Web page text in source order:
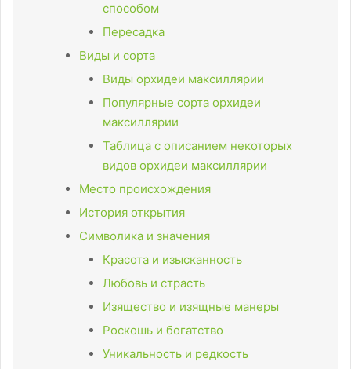
способом
Пересадка
Виды и сорта
Виды орхидеи максиллярии
Популярные сорта орхидеи
максиллярии
Таблица с описанием некоторых
видов орхидеи максиллярии
Место происхождения
История открытия
Символика и значения
Красота и изысканность
Любовь и страсть
Изящество и изящные манеры
Роскошь и богатство
Уникальность и редкость